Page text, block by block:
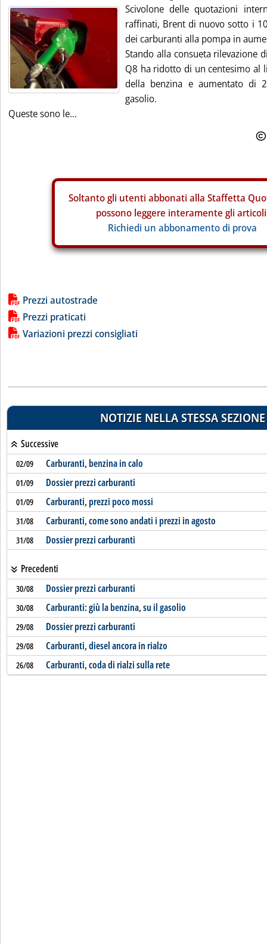
Scivolone delle quotazioni
raffinati, Brent di nuovo sotto i
dei carburanti alla pompa in
Stando alla consueta rilevazione
Q8 ha ridotto di un centesimo al
della benzina e aumentato di
gasolio.
Queste sono le...
Soltanto gli utenti abbonati alla Staffetta
possono leggere interamente gli
Richiedi un abbonamento di prova
Lista allegati PDF alla notizia
Prezzi autostrade
Prezzi praticati
Variazioni prezzi consigliati
NOTIZIE NELLA STESSA SEZIONE
Successive
02/09 Carburanti, benzina in calo
01/09 Dossier prezzi carburanti
01/09 Carburanti, prezzi poco mossi
31/08 Carburanti, come sono andati i prezzi in agosto
31/08 Dossier prezzi carburanti
Precedenti
30/08 Dossier prezzi carburanti
30/08 Carburanti: giù la benzina, su il gasolio
29/08 Dossier prezzi carburanti
29/08 Carburanti, diesel ancora in rialzo
26/08 Carburanti, coda di rialzi sulla rete